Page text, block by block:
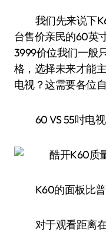
我们先来说下
台售价亲民的60英
3999价位我们一般
格，选择未来才能
电视？这需要各位自
60 VS 55吋电
K60的面板比
对于观看距离